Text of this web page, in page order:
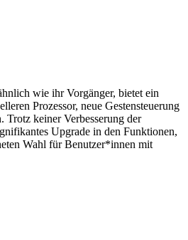
wie ihr Vorgänger, bietet ein
Prozessor, neue Gestensteuerung
keiner Verbesserung der
Upgrade in den Funktionen,
Wahl für Benutzer*innen mit